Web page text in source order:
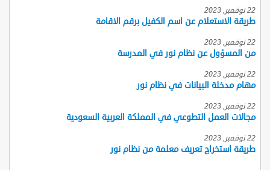
22 نوفمبر, 2023
طريقة الاستعلام عن اسم الكفيل برقم الاقامة
22 نوفمبر, 2023
من المسؤول عن نظام نور في المدرسة
22 نوفمبر, 2023
مهام مدخلة البيانات في نظام نور
22 نوفمبر, 2023
مجالات العمل التطوعي في المملكة العربية السعودية
22 نوفمبر, 2023
طريقة استخراج تعريف معلمة من نظام نور